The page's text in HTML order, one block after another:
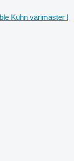
Kuhn varimaster l